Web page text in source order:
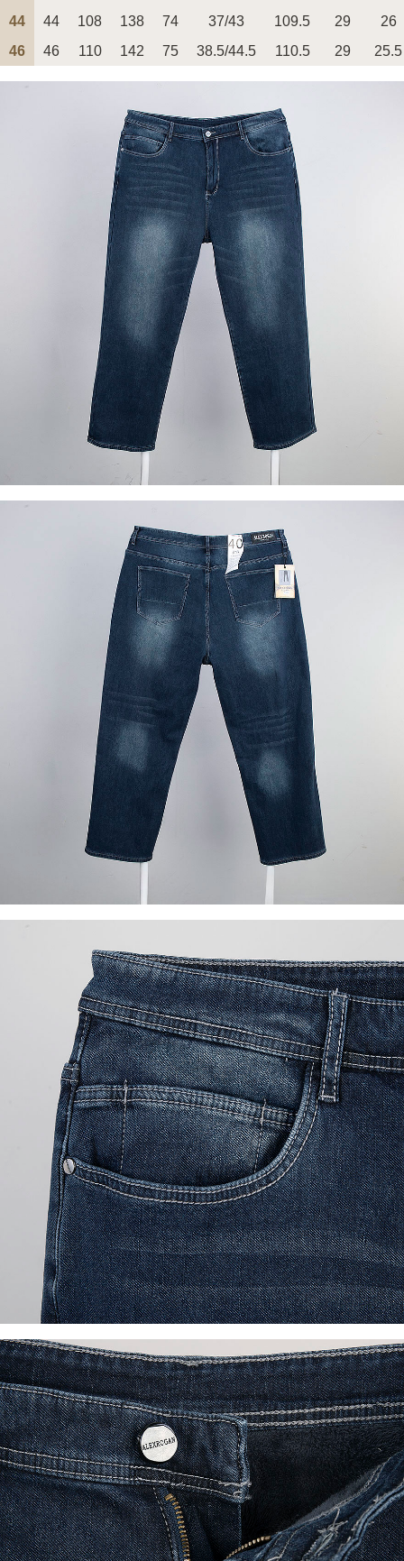
페이코 ID로 페
이코 라이프 하
PAYCO 바로구매
44
44 108 138 74 37/43 109.5 29
26
46
46 110 142 75 38.5/44.5 110.5 29 25.5